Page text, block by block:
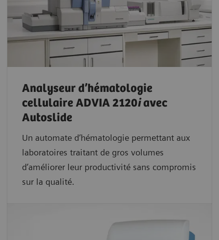
Analyseur d’hématologie
cellulaire ADVIA 2120iavec
Autoslide
Un automate d’hématologie permettant aux
laboratoires traitant de gros volumes
d’améliorer leur productivité sans compromis
sur la qualité.